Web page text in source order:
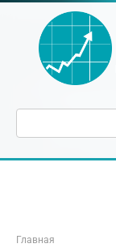
Перейти
контенту
Поиск:
Главная